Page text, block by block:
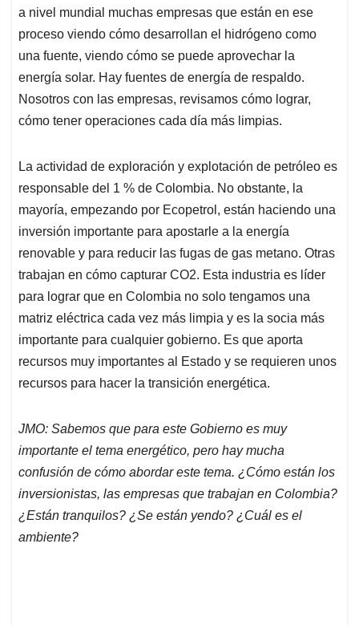
a nivel mundial muchas empresas que están en ese
proceso viendo cómo desarrollan el hidrógeno como
una fuente, viendo cómo se puede aprovechar la
energía solar. Hay fuentes de energía de respaldo.
Nosotros con las empresas, revisamos cómo lograr,
cómo tener operaciones cada día más limpias.
La actividad de exploración y explotación de petróleo es
responsable del 1 % de Colombia. No obstante, la
mayoría, empezando por Ecopetrol, están haciendo una
inversión importante para apostarle a la energía
renovable y para reducir las fugas de gas metano. Otras
trabajan en cómo capturar CO2. Esta industria es líder
para lograr que en Colombia no solo tengamos una
matriz eléctrica cada vez más limpia y es la socia más
importante para cualquier gobierno. Es que aporta
recursos muy importantes al Estado y se requieren unos
recursos para hacer la transición energética.
JMO: Sabemos que para este Gobierno es muy
importante el tema energético, pero hay mucha
confusión de cómo abordar este tema. ¿Cómo están los
inversionistas, las empresas que trabajan en Colombia?
¿Están tranquilos? ¿Se están yendo? ¿Cuál es el
ambiente?